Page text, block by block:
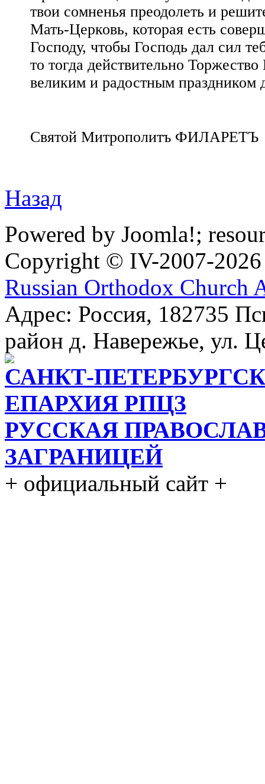
твои сомненья преодолеть и
Мать-Церковь, которая есть
Господу, чтобы Господь дал сил
то тогда действительно
великим и радостным
Святой Митрополитъ ФИЛАРЕТЪ
Назад
Powered by Joomla!;
Copyright © IV-2007-2026
Russian Orthodox Church
Адрес: Россия, 182735
район д. Навережье, ул.
САНКТ-
ЕПАРХИЯ РПЦЗ
РУССКАЯ
ЗАГРАНИЦЕЙ
+ официальный сайт +